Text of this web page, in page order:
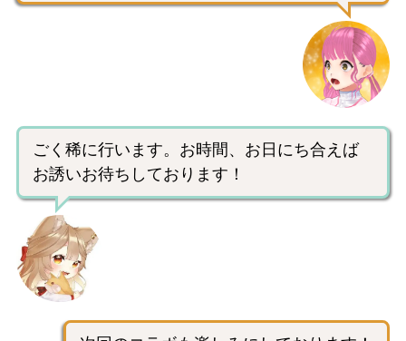
ごく稀に行います。お時間、お日にち合えば
お誘いお待ちしております！